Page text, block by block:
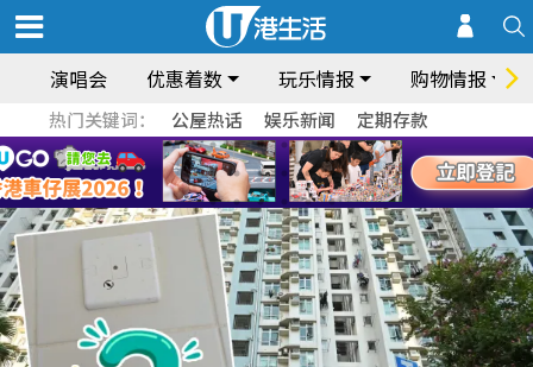
演唱会 优惠着数 玩乐情报 购物情报
热门关键词： 公屋热话 娱乐新闻 定期存款